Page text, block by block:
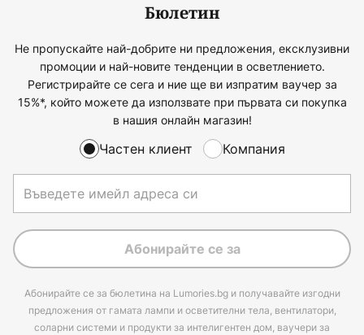
Бюлетин
Не пропускайте най-добрите ни предложения, ексклузивни
промоции и най-новите тенденции в осветлението.
Регистрирайте се сега и ние ще ви изпратим ваучер за
15%*, който можете да използвате при първата си покупка
в нашия онлайн магазин!
Частен клиент Компания
Абонирайте се за
Абонирайте се за бюлетина на Lumories.bg и получавайте изгодни
предложения от гамата лампи и осветителни тела, вентилатори,
соларни системи и продукти за интелигентен дом, ваучери за